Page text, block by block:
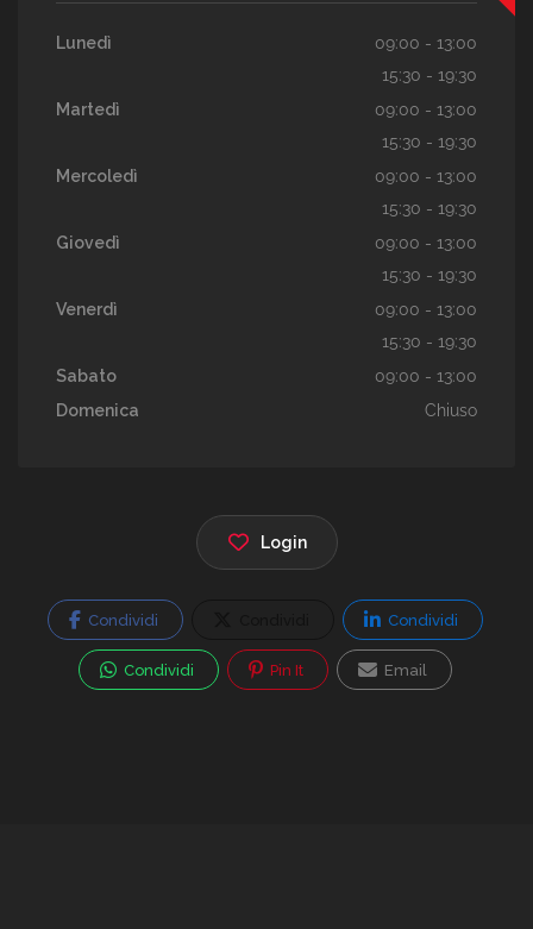
Lunedì
09:00 - 13:00
15:30 - 19:30
Martedì
09:00 - 13:00
15:30 - 19:30
Mercoledì
09:00 - 13:00
15:30 - 19:30
Giovedì
09:00 - 13:00
15:30 - 19:30
Venerdì
09:00 - 13:00
15:30 - 19:30
Sabato
09:00 - 13:00
Domenica
Chiuso
Login
Condividi Condividi
Condividi Pin It Email